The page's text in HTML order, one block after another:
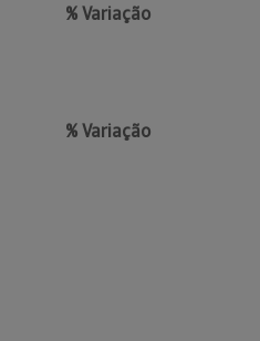
% Variação
% Variação